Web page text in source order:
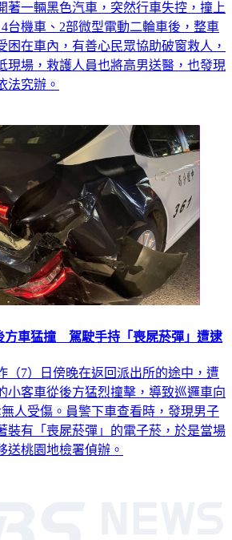
著一輛黑色汽車，突然行車失控，撞上
台機車、2部微型電動二輪車後，整車
困在車內，有善心民眾協助破窗救人，
現場，救護人員也將高男送醫，也發現
法究辦。
方車猛撞 駕駛手持「喪屍菸彈」遭逮
（7）日傍晚在返回派出所的途中，遭
小客車從後方猛烈撞擊，導致巡邏車向
人受傷。員警下車查看時，發現男子
裝有「喪屍菸彈」的電子菸，於是當場
送桃園地檢署偵辦。